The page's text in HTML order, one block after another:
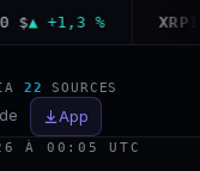
▲ +1,3 % XRP
22 SOURCES
App
À 00:05 UTC